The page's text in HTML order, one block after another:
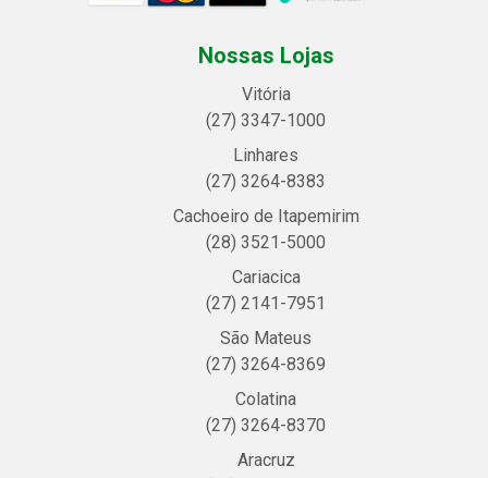
Nossas Lojas
Vitória
(27) 3347-1000
Linhares
(27) 3264-8383
Cachoeiro de Itapemirim
(28) 3521-5000
Cariacica
(27) 2141-7951
São Mateus
(27) 3264-8369
Colatina
(27) 3264-8370
Aracruz